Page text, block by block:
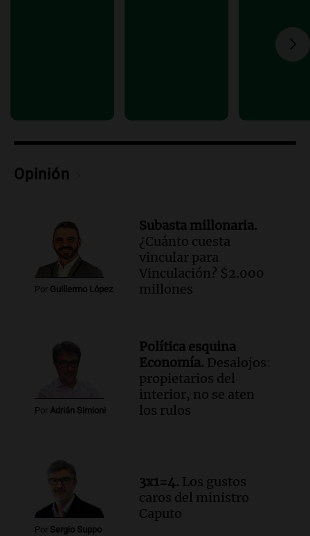
Audio.Investigan un asalto millonario a
la cooperativa Talamochita en Villa
María
Opinión
Por Guillermo López
Subasta millonaria.
¿Cuánto cuesta
vincular para
Vinculación? $2.000
millones
Por Adrián Simioni
Política esquina
Economía. Desalojos:
propietarios del
interior, no se aten
los rulos
Por Sergio Suppo
3x1=4. Los gustos
caros del ministro
Caputo